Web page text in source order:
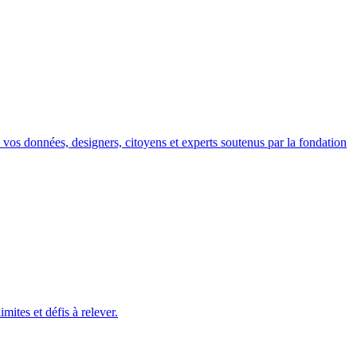
données, designers, citoyens et experts soutenus par la fondation
et défis à relever.